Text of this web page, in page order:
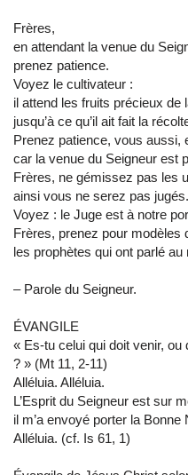
Frères,
en attendant la venue du
prenez patience.
Voyez le cultivateur :
il attend les fruits précieux de
jusqu’à ce qu’il ait fait la
Prenez patience, vous aussi,
car la venue du Seigneur est
Frères, ne gémissez pas les
ainsi vous ne serez pas jugés.
Voyez : le Juge est à notre
Frères, prenez pour modèles
les prophètes qui ont parlé au
– Parole du Seigneur.
ÉVANGILE
« Es-tu celui qui doit venir,
? » (Mt 11, 2-11)
Alléluia. Alléluia.
L’Esprit du Seigneur est sur
il m’a envoyé porter la
Alléluia. (cf. Is 61, 1)